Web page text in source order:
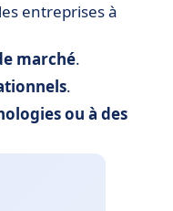
entreprises à
marché.
.
ou à des